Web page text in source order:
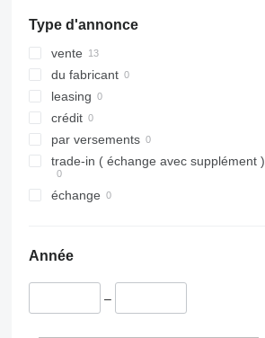
Type d'annonce
vente
du fabricant
leasing
crédit
par versements
trade-in ( échange avec supplément )
échange
Année
–